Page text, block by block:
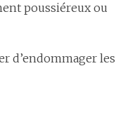
poussiéreux ou
d’endommager les